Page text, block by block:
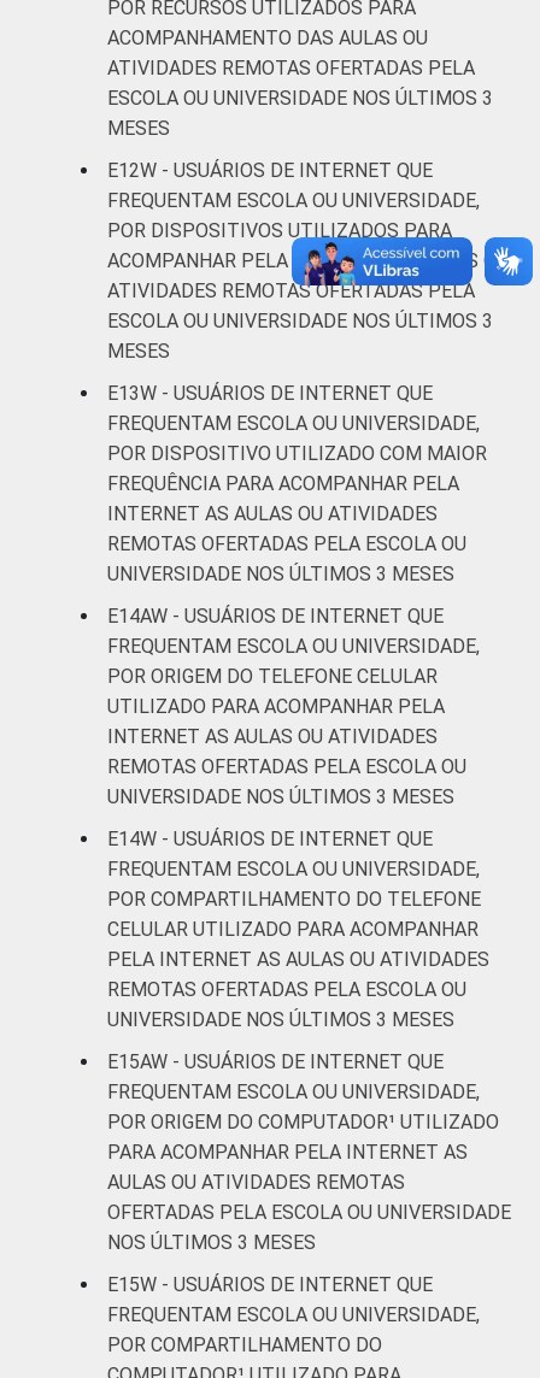
POR RECURSOS UTILIZADOS PARA
ACOMPANHAMENTO DAS AULAS OU
ATIVIDADES REMOTAS OFERTADAS PELA
ESCOLA OU UNIVERSIDADE NOS ÚLTIMOS 3
MESES
E12W - USUÁRIOS DE INTERNET QUE
FREQUENTAM ESCOLA OU UNIVERSIDADE,
POR DISPOSITIVOS UTILIZADOS PARA
ACOMPANHAR PELA INTERNET AS AULAS OU
ATIVIDADES REMOTAS OFERTADAS PELA
ESCOLA OU UNIVERSIDADE NOS ÚLTIMOS 3
MESES
E13W - USUÁRIOS DE INTERNET QUE
FREQUENTAM ESCOLA OU UNIVERSIDADE,
POR DISPOSITIVO UTILIZADO COM MAIOR
FREQUÊNCIA PARA ACOMPANHAR PELA
INTERNET AS AULAS OU ATIVIDADES
REMOTAS OFERTADAS PELA ESCOLA OU
UNIVERSIDADE NOS ÚLTIMOS 3 MESES
E14AW - USUÁRIOS DE INTERNET QUE
FREQUENTAM ESCOLA OU UNIVERSIDADE,
POR ORIGEM DO TELEFONE CELULAR
UTILIZADO PARA ACOMPANHAR PELA
INTERNET AS AULAS OU ATIVIDADES
REMOTAS OFERTADAS PELA ESCOLA OU
UNIVERSIDADE NOS ÚLTIMOS 3 MESES
E14W - USUÁRIOS DE INTERNET QUE
FREQUENTAM ESCOLA OU UNIVERSIDADE,
POR COMPARTILHAMENTO DO TELEFONE
CELULAR UTILIZADO PARA ACOMPANHAR
PELA INTERNET AS AULAS OU ATIVIDADES
REMOTAS OFERTADAS PELA ESCOLA OU
UNIVERSIDADE NOS ÚLTIMOS 3 MESES
E15AW - USUÁRIOS DE INTERNET QUE
FREQUENTAM ESCOLA OU UNIVERSIDADE,
POR ORIGEM DO COMPUTADOR¹ UTILIZADO
PARA ACOMPANHAR PELA INTERNET AS
AULAS OU ATIVIDADES REMOTAS
OFERTADAS PELA ESCOLA OU UNIVERSIDADE
NOS ÚLTIMOS 3 MESES
E15W - USUÁRIOS DE INTERNET QUE
FREQUENTAM ESCOLA OU UNIVERSIDADE,
POR COMPARTILHAMENTO DO